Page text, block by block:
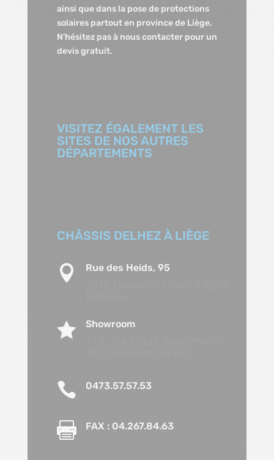
ainsi que dans la pose de protections
solaires partout en province de Liège.
N’hésitez pas à nous contacter pour un
devis gratuit.
VISITEZ ÉGALEMENT LES
SITES DE NOS AUTRES
DÉPARTEMENTS
CHÂSSIS DELHEZ À LIÈGE
 Rue des Heids, 95
 Showroom
 0473.57.57.53
 FAX : 04.267.84.63